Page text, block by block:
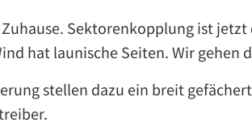
Sektorenkopplung ist
hat launische Seiten. Wir gehen
stellen dazu ein breit